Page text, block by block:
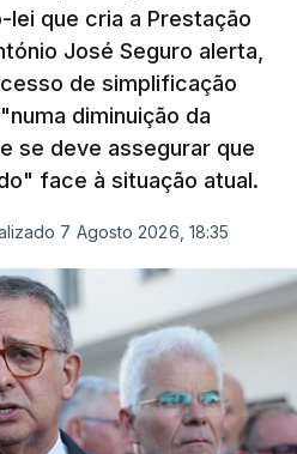
que cria a Prestação
José Seguro alerta,
de simplificação
diminuição da
se deve assegurar que
face à situação atual.
7 Agosto 2026, 18:35